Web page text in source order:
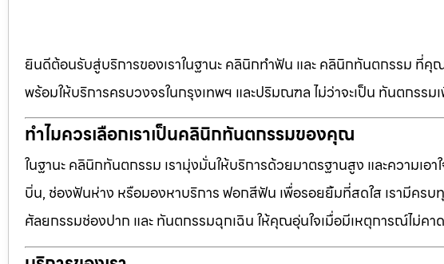
ยินดีต้อนรับสู่บริการของเราในฐานะ คลินิกทำฟัน และ คลินิกทันตกรรม ที่
พร้อมให้บริการครบวงจรในกรุงเทพฯ และปริมณฑล ไม่ว่าจะเป็น ทันตกรร
ทำไมควรเลือกเราเป็นคลินิกทันตกรรมของคุณ
ในฐานะ คลินิกทันตกรรม เรามุ่งมั่นให้บริการด้วยมาตรฐานสูง และความเอ
บิ่น, ช่องฟันห่าง หรือมองหาบริการ ฟอกสีฟัน เพื่อรอยยิ้มที่สดใส เรามีค
ศัลยกรรมช่องปาก และ ทันตกรรมฉุกเฉิน ให้คุณอุ่นใจเมื่อมีเหตุการณ์ไม่คา